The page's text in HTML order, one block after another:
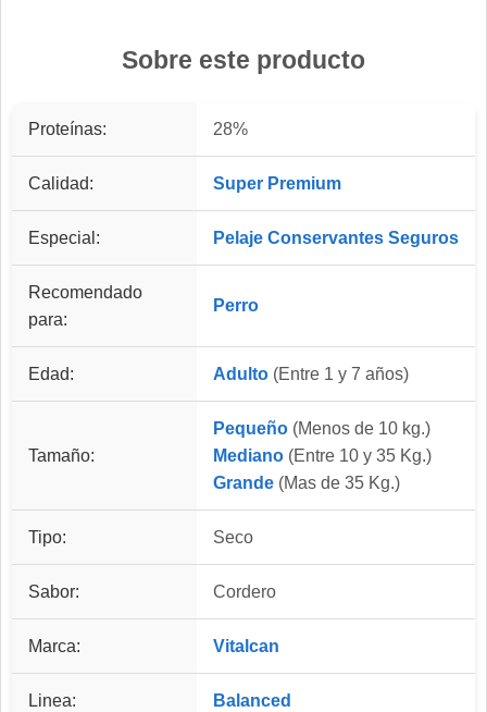
Sobre este producto
Proteínas: 28%
Calidad: Super Premium
Especial: Pelaje Conservantes Seguros
Recomendado
para:
Perro
Edad: Adulto (Entre 1 y 7 años)
Tamaño:
Pequeño (Menos de 10 kg.)
Mediano (Entre 10 y 35 Kg.)
Grande (Mas de 35 Kg.)
Tipo: Seco
Sabor: Cordero
Marca: Vitalcan
Linea: Balanced